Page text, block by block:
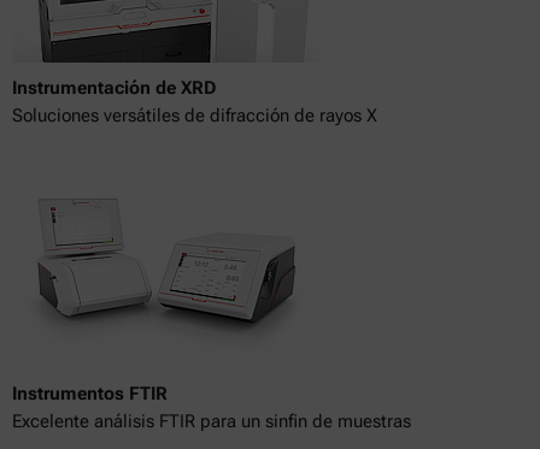
Instrumentación de XRD
Soluciones versátiles de difracción de rayos X
Instrumentos FTIR
Excelente análisis FTIR para un sinfin de muestras